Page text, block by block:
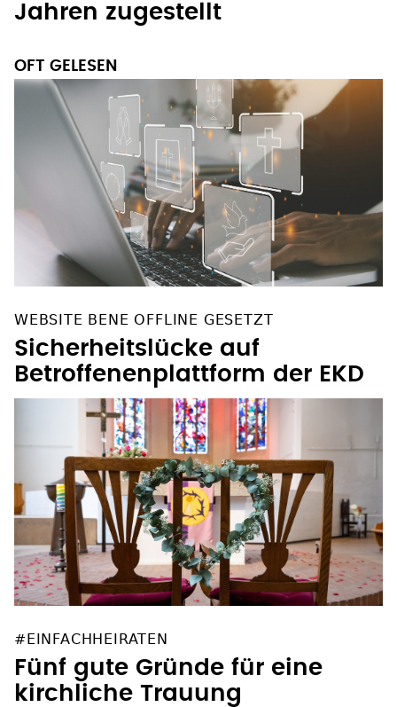
Jahren zugestellt
OFT GELESEN
WEBSITE BENE OFFLINE GESETZT
Sicherheitslücke auf
Betroffenenplattform der EKD
#EINFACHHEIRATEN
Fünf gute Gründe für eine
kirchliche Trauung